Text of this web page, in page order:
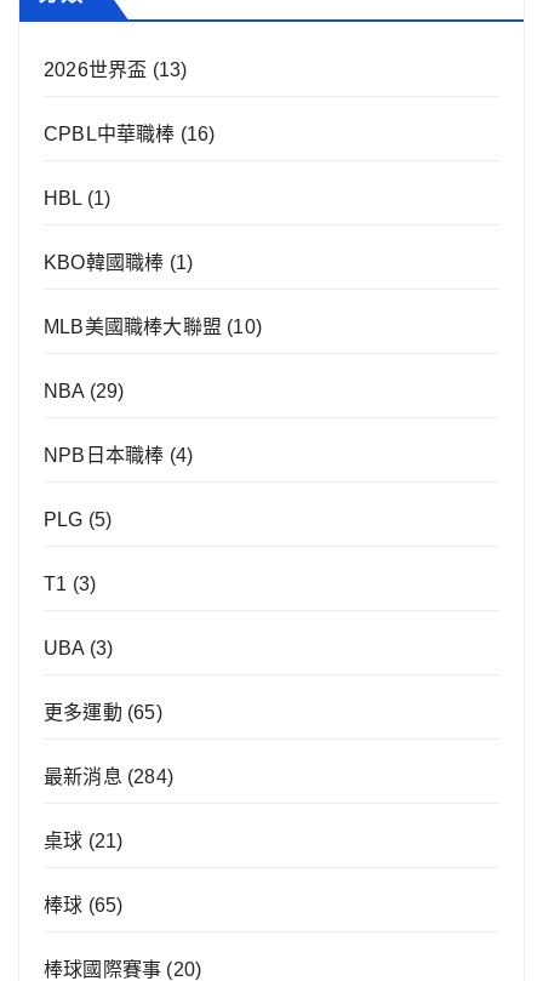
2026世界盃 (13)
CPBL中華職棒 (16)
HBL (1)
KBO韓國職棒 (1)
MLB美國職棒大聯盟 (10)
NBA (29)
NPB日本職棒 (4)
PLG (5)
T1 (3)
UBA (3)
更多運動 (65)
最新消息 (284)
桌球 (21)
棒球 (65)
棒球國際賽事 (20)